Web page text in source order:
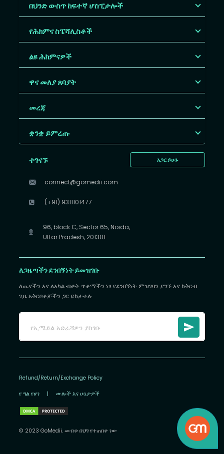
በህንድ ውስጥ ከፍተኛ ሆስፒታሎች
የሕክምና ስፔሻሊስቶች
ልዩ ሕክምናዎች
ዋና መለያ ጸባያት
መረጃ
ቋንቋ ይምረጡ
አጋር ይሁኑ
ተገናኙ
connect@gomedii.com
(+91) 9311101477
96, block C, Sector 65, Noida,
Uttar Pradesh, 201301
ለጋዜጣችን ደንበኝነት ይመዝገቡ
ለጤናችን እና ለአካል ብቃት ጥቆማችን ነፃ የደንበኝነት ምዝገባን ያግኙ እና ከቅርብ
ጊዜ አቅርቦቶቻችን ጋር ይከታተሉ
Refund/Return/Exchange Policy
የ ግል የሆነ | ውሎች እና ሁኔታዎች
© 2023 GoMedii. መብቱ በህግ የተጠበቀ ነው